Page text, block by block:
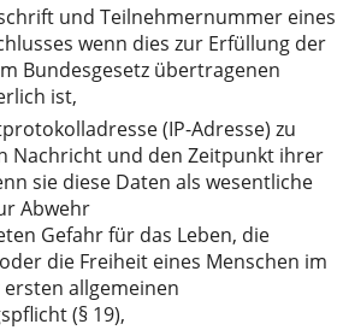
und Teilnehmernummer eines
wenn dies zur Erfüllung der
Bundesgesetz übertragenen
ist,
(IP-Adresse) zu
Nachricht und den Zeitpunkt ihrer
sie diese Daten als wesentliche
Abwehr
Gefahr für das Leben, die
die Freiheit eines Menschen im
allgemeinen
(§ 19),